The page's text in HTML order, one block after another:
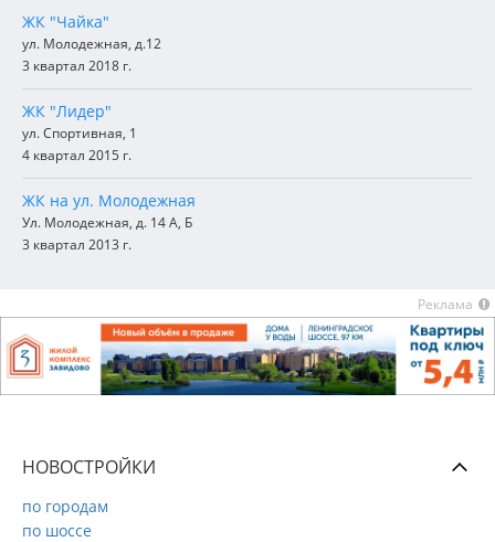
ЖК "Чайка"
ул. Молодежная, д.12
3 квартал 2018 г.
ЖК "Лидер"
ул. Спортивная, 1
4 квартал 2015 г.
ЖК на ул. Молодежная
Ул. Молодежная, д. 14 А, Б
3 квартал 2013 г.
Реклама
НОВОСТРОЙКИ
по городам
по шоссе